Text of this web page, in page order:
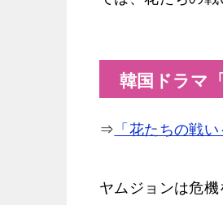
韓国ドラマ
⇒ 「花たちの戦
ヤムジョンは危機